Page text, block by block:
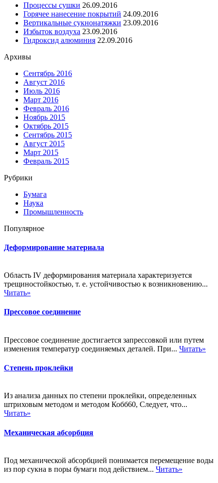
Процессы сушки 26.09.2016
Горячее нанесение покрытий 24.09.2016
Вертикальные сукнонатяжки 23.09.2016
Избыток воздуха 23.09.2016
Гидроксид алюминия 22.09.2016
Архивы
Сентябрь 2016
Август 2016
Июль 2016
Март 2016
Февраль 2016
Ноябрь 2015
Октябрь 2015
Сентябрь 2015
Август 2015
Март 2015
Февраль 2015
Рубрики
Бумага
Наука
Промышленность
Популярное
Деформирование материала
Область IV деформирования материала характеризуется
трещиностойкостью, т. е. устойчивостью к возникновению...
Читать»
Прессовое соединение
Прессовое соединение достигается запрессовкой или путем
изменения температур соединяемых деталей. При... Читать»
Степень проклейки
Из анализа данных по степени проклейки, определенных
штриховым методом и методом Кобб60, Следует, что...
Читать»
Механическая абсорбция
Под механической абсорбцией понимается перемещение воды
из пор сукна в поры бумаги под действием... Читать»